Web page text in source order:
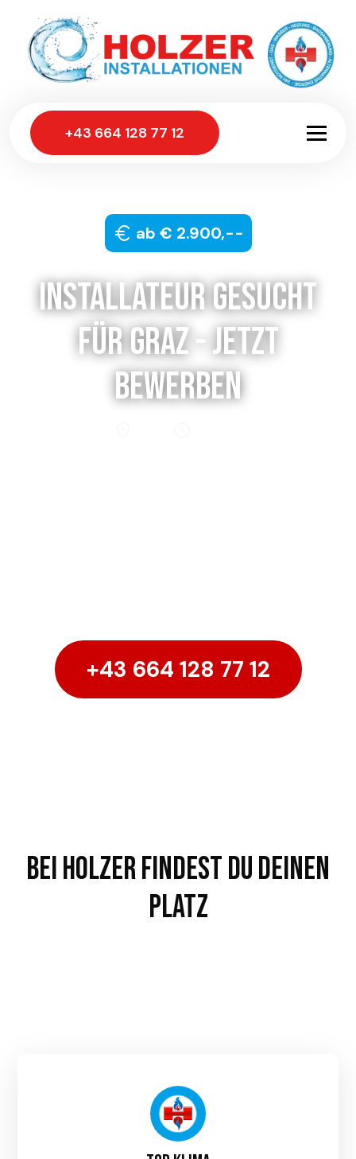
+43 664 128 77 12
ab € 2.900,--
Installateur gesucht
für Graz - jetzt
bewerben
+43 664 128 77 12
Bei Holzer findest du deinen
Platz